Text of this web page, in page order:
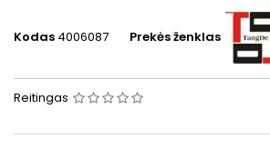
Kodas 4006087 Prekės ženklas
Reitingas